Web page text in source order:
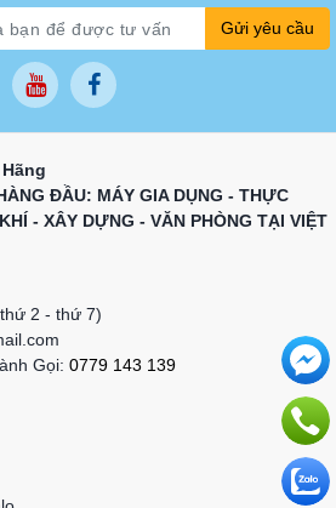
Gửi yêu cầu
ĐẦU: MÁY GIA DỤNG - THỰC
- XÂY DỰNG - VĂN PHÒNG TẠI VIỆT
2 - thứ 7)
Gọi: 0779 143 139